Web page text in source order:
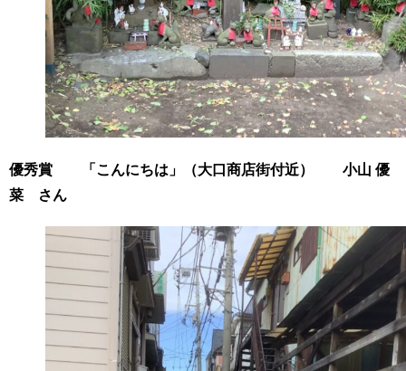
優秀賞 「こんにちは」（大口商店街付近） 小山 優
菜 さん